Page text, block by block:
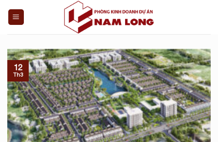
12
Th3